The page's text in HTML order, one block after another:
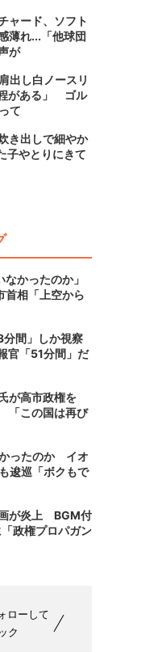
ャード、ソフト
薄れ...「他球団
が
出し白ノースリ
がある」 ゴル
て
き出しで細やか
子やとりにきて
かったのか」
首相「上空から
間」しか視察
官「51分間」だ
が高市政権を
「この国は再び
ったのか イオ
逡巡「ボクもで
が炎上 BGM付
政権プロパガン
ローして
ク